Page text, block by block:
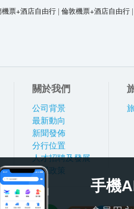
票+酒店自由行 | 倫敦機票+酒店自由行 |
關於我們
公司背景
最新動向
新聞發佈
分行位置
人才招聘及發展
私隱政策
手機